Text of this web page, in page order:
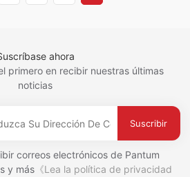
ahora
primero en recibir nuestras últimas
noticias
Suscribir
correos electrónicos de Pantum
y más 《Lea la política de privacidad